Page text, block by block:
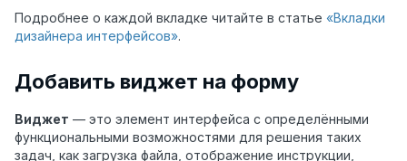
Подробнее о каждой вкладке читайте в статье «Вкладки
дизайнера интерфейсов».
Добавить виджет на форму
Виджет — это элемент интерфейса с определёнными
функциональными возможностями для решения таких
задач, как загрузка файла, отображение инструкции,